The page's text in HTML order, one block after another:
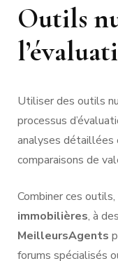
Outils
Utiliser des outils
processus
analyses détaillées
comparaisons de
Combiner ces
immobilières, à
MeilleursAgents
forums spécialisés